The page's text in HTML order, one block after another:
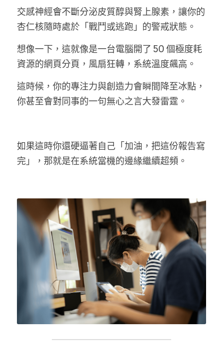
交感神經會不斷分泌皮質醇與腎上腺素，讓你的
杏仁核隨時處於「戰鬥或逃跑」的警戒狀態。
想像一下，這就像是一台電腦開了 50 個極度耗
資源的網頁分頁，風扇狂轉，系統溫度飆高。
這時候，你的專注力與創造力會瞬間降至冰點，
你甚至會對同事的一句無心之言大發雷霆。
如果這時你還硬逼著自己「加油，把這份報告寫
完」，那就是在系統當機的邊緣繼續超頻。